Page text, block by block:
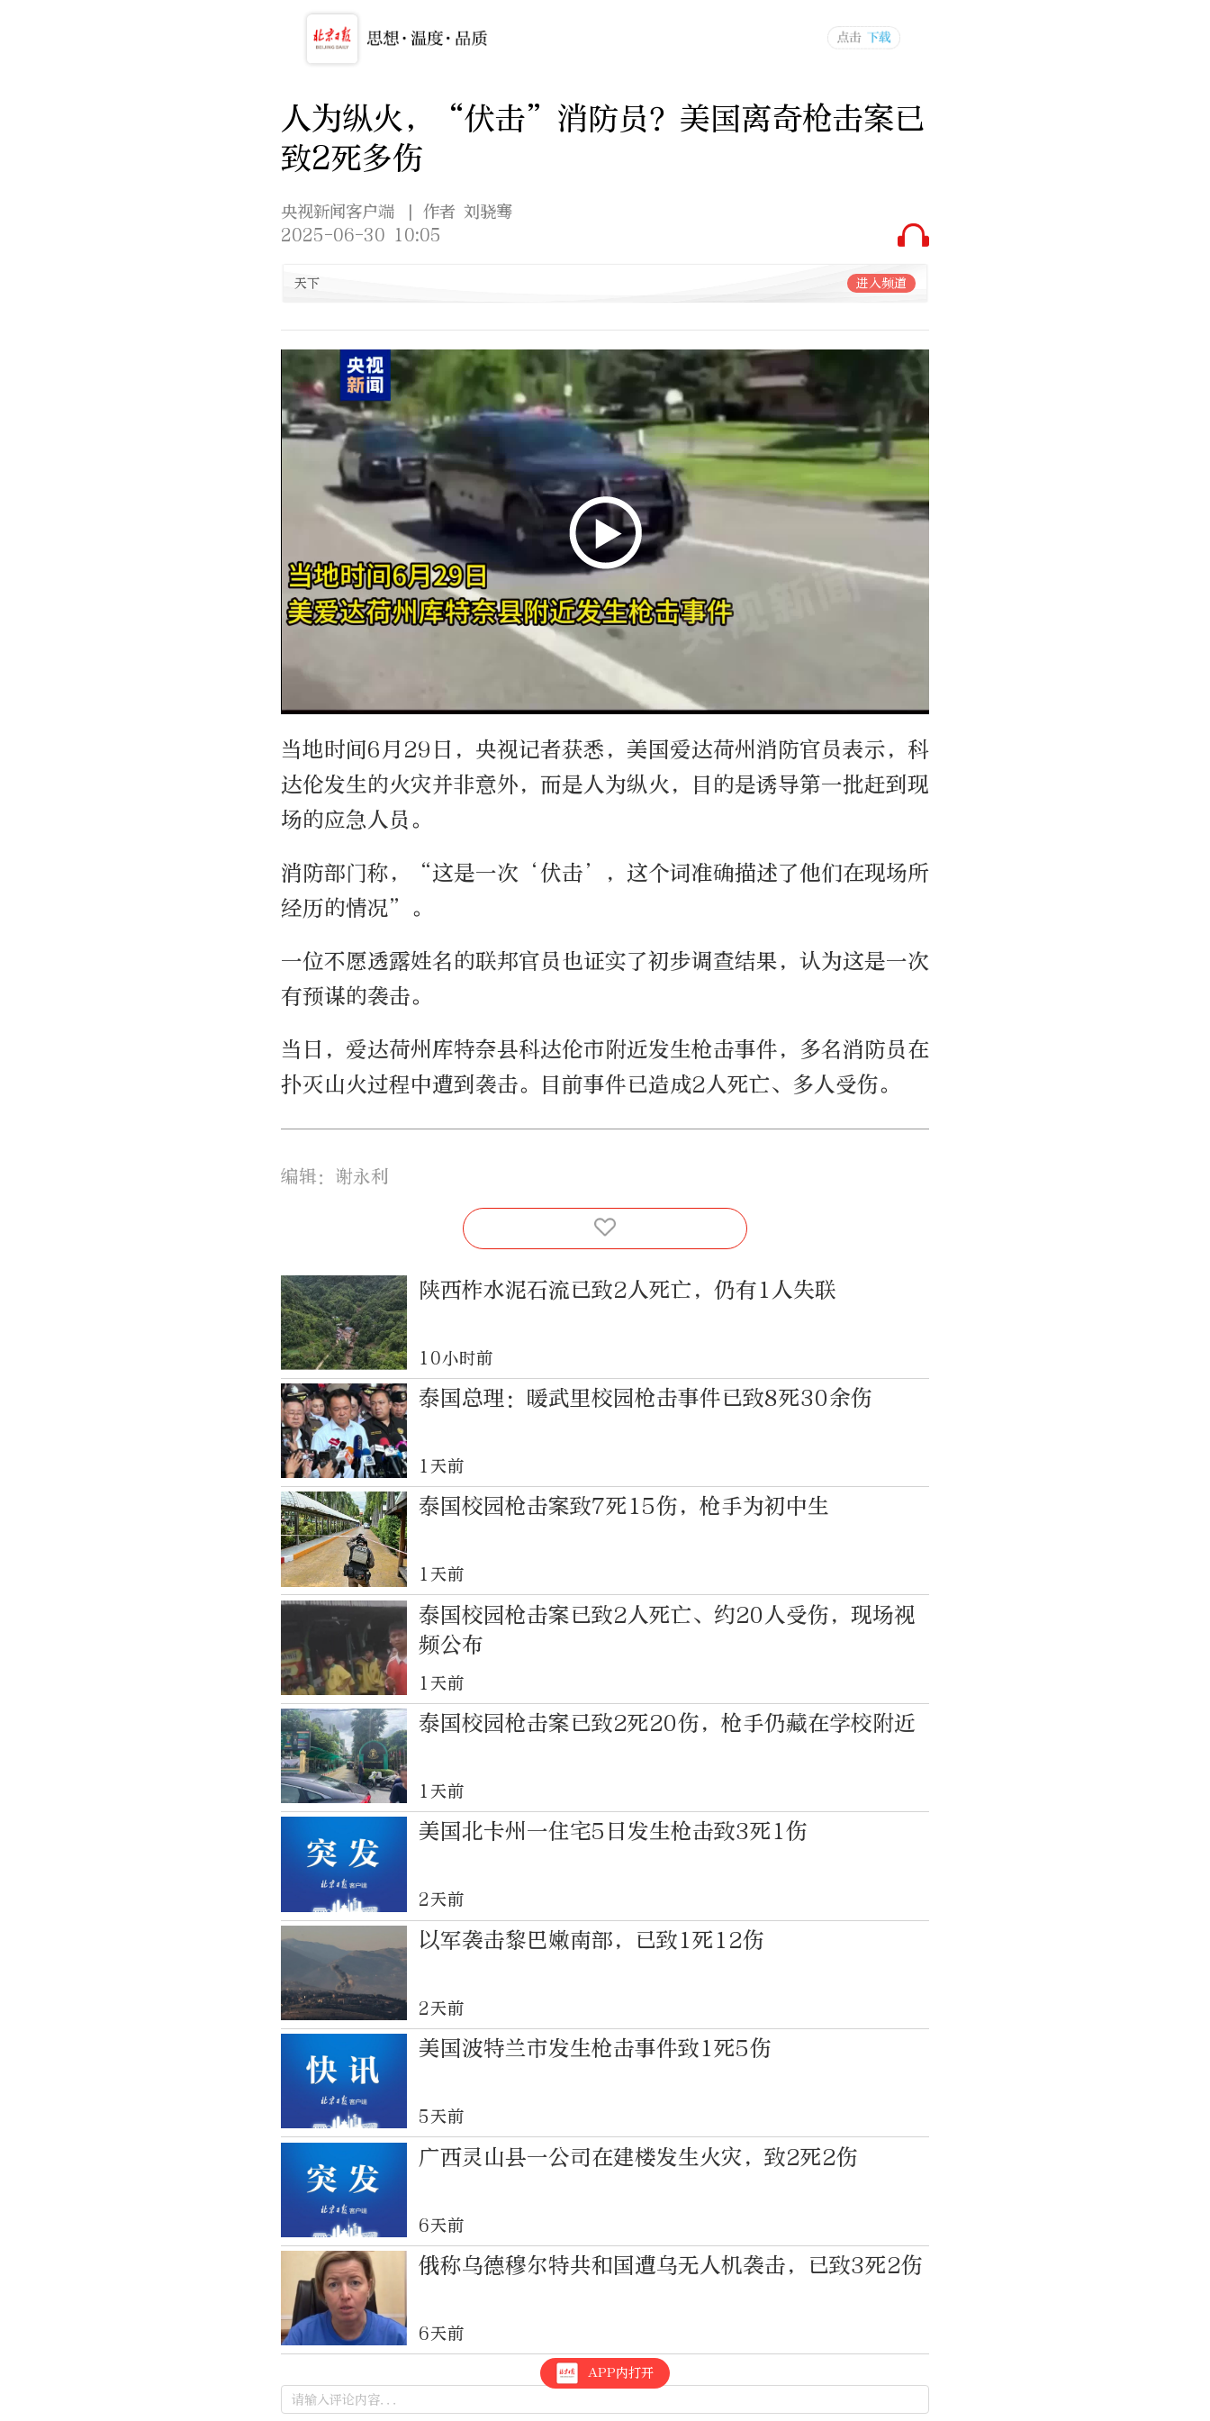
人为纵火，“伏击”消防员？美国离奇枪击案已
致2死多伤
央视新闻客户端
| 作者 刘骁骞
2025-06-30 10:05
天下 进入频道
当地时间6月29日，央视记者获悉，美国爱达荷州消防官员表示，科
达伦发生的火灾并非意外，而是人为纵火，目的是诱导第一批赶到现
场的应急人员。
消防部门称，“这是一次‘伏击’，这个词准确描述了他们在现场所
经历的情况”。
一位不愿透露姓名的联邦官员也证实了初步调查结果，认为这是一次
有预谋的袭击。
当日，爱达荷州库特奈县科达伦市附近发生枪击事件，多名消防员在
扑灭山火过程中遭到袭击。目前事件已造成2人死亡、多人受伤。
编辑：谢永利
陕西柞水泥石流已致2人死亡，仍有1人失联
10小时前
泰国总理：暖武里校园枪击事件已致8死30余伤
1天前
泰国校园枪击案致7死15伤，枪手为初中生
1天前
泰国校园枪击案已致2人死亡、约20人受伤，现场视
频公布
1天前
泰国校园枪击案已致2死20伤，枪手仍藏在学校附近
1天前
美国北卡州一住宅5日发生枪击致3死1伤
2天前
以军袭击黎巴嫩南部，已致1死12伤
2天前
美国波特兰市发生枪击事件致1死5伤
5天前
广西灵山县一公司在建楼发生火灾，致2死2伤
6天前
俄称乌德穆尔特共和国遭乌无人机袭击，已致3死2伤
6天前
APP内打开